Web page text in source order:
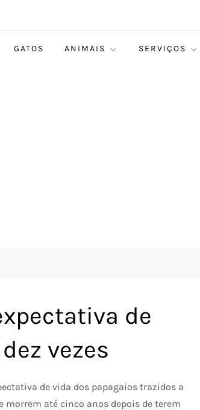
GATOS ANIMAIS SERVIÇOS
de
vezes
de vida dos papagaios trazidos a
morrem até cinco anos depois de terem